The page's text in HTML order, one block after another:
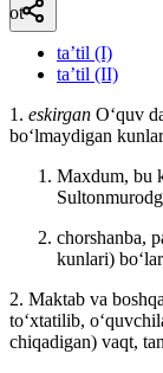
ot
taʼtil (I)
taʼtil (II)
1. eskirgan Oʻquv
boʻlmaydigan
Maxdum, bu
chorshanba,
kunlari)
2. Maktab va
toʻxtatilib,
chiqadigan) vaqt,